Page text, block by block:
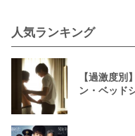
人気ランキング
【過激度
ン・ベッド